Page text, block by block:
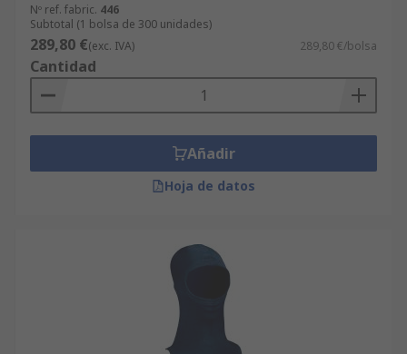
Nº ref. fabric. 446
Subtotal (1 bolsa de 300 unidades)
289,80 €(exc. IVA) 289,80 €/bolsa
Cantidad
Añadir
Hoja de datos